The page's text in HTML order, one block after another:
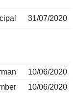
31/07/2020
10/06/2020
10/06/2020